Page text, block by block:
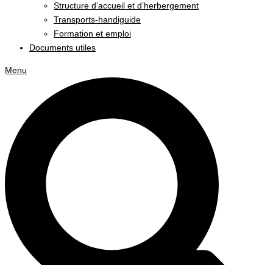
Structure d’accueil et d’herbergement
Transports-handiguide
Formation et emploi
Documents utiles
Menu